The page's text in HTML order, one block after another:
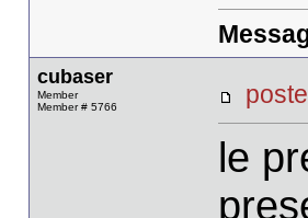
cubaser
Member
Member # 5766
le